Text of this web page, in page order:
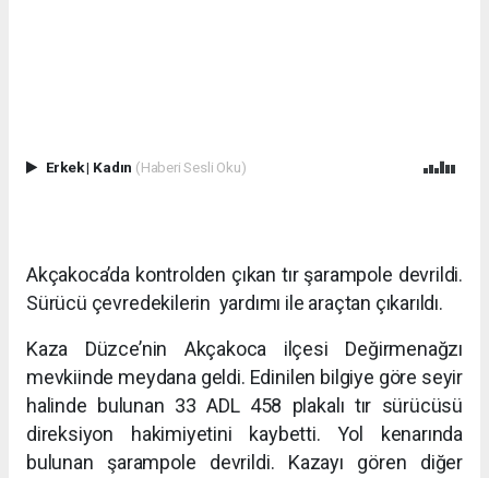
Erkek| Kadın (Haberi Sesli Oku)
Akçakoca’da kontrolden çıkan tır şarampole devrildi.
Sürücü çevredekilerin yardımı ile araçtan çıkarıldı.
Kaza Düzce’nin Akçakoca ilçesi Değirmenağzı
mevkiinde meydana geldi. Edinilen bilgiye göre seyir
halinde bulunan 33 ADL 458 plakalı tır sürücüsü
direksiyon hakimiyetini kaybetti. Yol kenarında
bulunan şarampole devrildi. Kazayı gören diğer